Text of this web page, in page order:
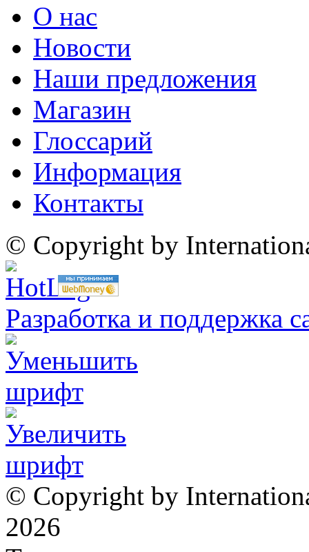
О нас
Новости
Наши предложения
Магазин
Глоссарий
Информация
Контакты
© Copyright by
Разработка и поддержка
© Copyright by
2026